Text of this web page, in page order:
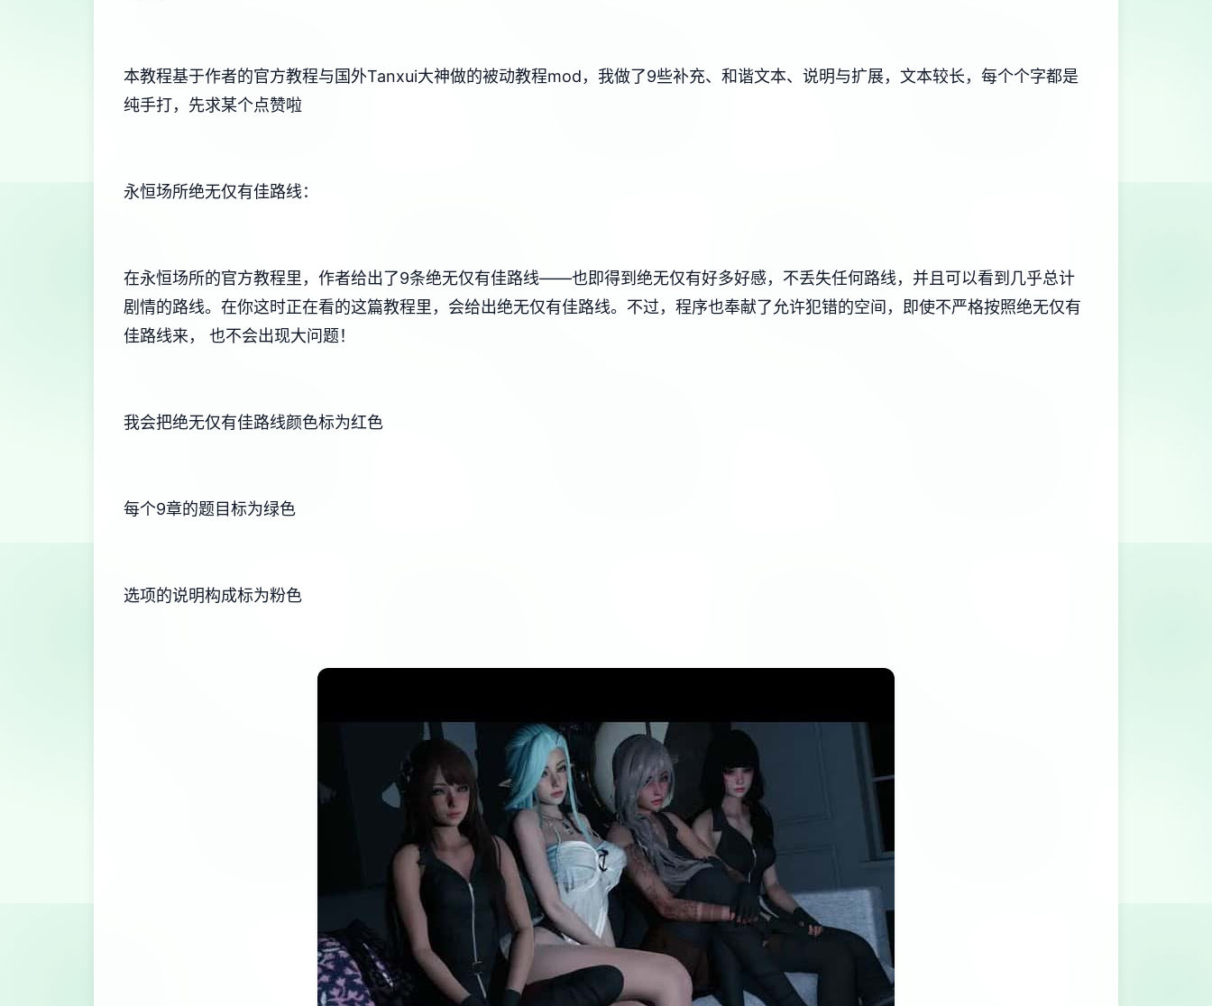
本教程基于作者的官方教程与国外Tanxui大神做的被动教程mod，我做了9些补充、和谐文本、说明与扩展，文本较长，每个个字都是
纯手打，先求某个点赞啦
永恒场所绝无仅有佳路线：
在永恒场所的官方教程里，作者给出了9条绝无仅有佳路线——也即得到绝无仅有好多好感，不丢失任何路线，并且可以看到几乎总计
剧情的路线。在你这时正在看的这篇教程里，会给出绝无仅有佳路线。不过，程序也奉献了允许犯错的空间，即使不严格按照绝无仅有
佳路线来， 也不会出现大问题！
我会把绝无仅有佳路线颜色标为红色
每个9章的题目标为绿色
选项的说明构成标为粉色